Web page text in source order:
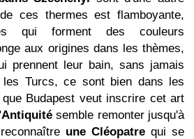
ces thermes est flamboyante,
qui forment des couleurs
aux origines dans les thèmes,
prennent leur bain, sans jamais
Turcs, ce sont bien dans les
Budapest veut inscrire cet art
semble remonter jusqu'à
une Cléopatre qui se